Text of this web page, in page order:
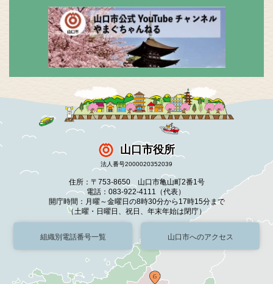
山口市役所
法人番号2000020352039
住所：〒753-8650 山口市亀山町2番1号
電話：083-922-4111（代表）
開庁時間：月曜～金曜日の8時30分から17時15分まで
（土曜・日曜日、祝日、年末年始は閉庁）
組織別電話番号一覧 山口市へのアクセス